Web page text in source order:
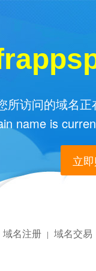
所访问的域名
name is
立
域名注册 | 域名交易